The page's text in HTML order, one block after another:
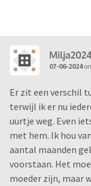
07-06-2024
Er zit een verschil
terwijl ik er nu
uurtje weg. Even
met hem. Ik hou
aantal maanden
voorstaan. Het
moeder zijn, maar